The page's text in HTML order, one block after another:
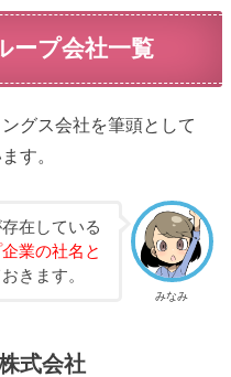
ープ会社一覧
グス会社を筆頭として
す。
みなみ
在している
業の社名と
きます。
式会社